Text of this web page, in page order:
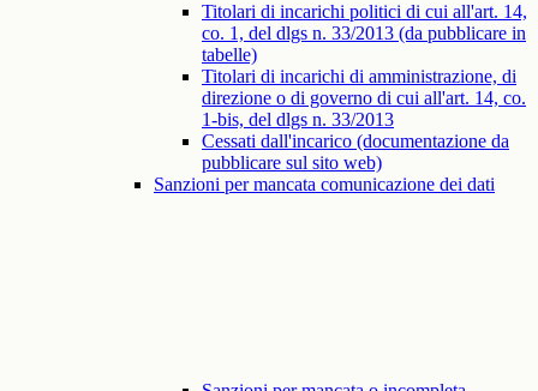
Titolari di incarichi politici di cui all'art. 14,
co. 1, del dlgs n. 33/2013 (da pubblicare in
tabelle)
Titolari di incarichi di amministrazione, di
direzione o di governo di cui all'art. 14, co.
1-bis, del dlgs n. 33/2013
Cessati dall'incarico (documentazione da
pubblicare sul sito web)
Sanzioni per mancata comunicazione dei dati